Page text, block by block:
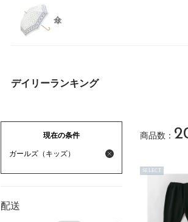
傘
デイリーランキング
現在の条件
ガールズ（キッズ）
配送
商品数：
SELECT